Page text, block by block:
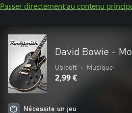
Passer directement au contenu
David Bowie -
Ubisoft • Musique
2,99 €
Nécessite un jeu